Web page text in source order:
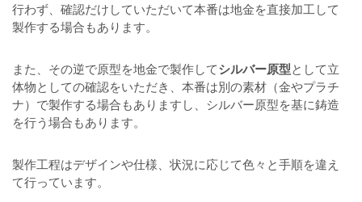
行わず、確認だけしていただいて本番は地金を直接加工して
製作する場合もあります。
また、その逆で原型を地金で製作してシルバー原型として立
体物としての確認をいただき、本番は別の素材（金やプラチ
ナ）で製作する場合もありますし、シルバー原型を基に鋳造
を行う場合もあります。
製作工程はデザインや仕様、状況に応じて色々と手順を違え
て行っています。